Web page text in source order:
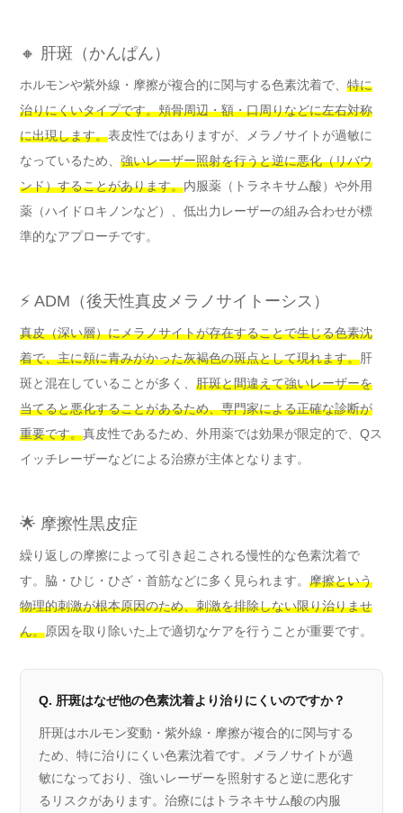
🔸 肝斑（かんぱん）
ホルモンや紫外線・摩擦が複合的に関与する色素沈着で、 特に
治りにくいタイプです。頬骨周辺・額・口周りなどに左右対称
に出現します。表皮性ではありますが、メラノサイトが過敏に
なっているため、 強いレーザー照射を行うと逆に悪化（リバウ
ンド）することがあります。内服薬（トラネキサム酸）や外用
薬（ハイドロキノンなど）、低出力レーザーの組み合わせが標
準的なアプローチです。
⚡ ADM（後天性真皮メラノサイトーシス）
真皮（深い層）にメラノサイトが存在することで生じる色素沈
着で、主に頬に青みがかった灰褐色の斑点として現れます。肝
斑と混在していることが多く、 肝斑と間違えて強いレーザーを
当てると悪化することがあるため、専門家による正確な診断が
重要です。真皮性であるため、外用薬では効果が限定的で、Qス
イッチレーザーなどによる治療が主体となります。
🌟 摩擦性黒皮症
繰り返しの摩擦によって引き起こされる慢性的な色素沈着で
す。脇・ひじ・ひざ・首筋などに多く見られます。 摩擦という
物理的刺激が根本原因のため、刺激を排除しない限り治りませ
ん。原因を取り除いた上で適切なケアを行うことが重要です。
Q. 肝斑はなぜ他の色素沈着より治りにくいのですか？
肝斑はホルモン変動・紫外線・摩擦が複合的に関与する
ため、特に治りにくい色素沈着です。メラノサイトが過
敏になっており、強いレーザーを照射すると逆に悪化す
るリスクがあります。治療にはトラネキサム酸の内服